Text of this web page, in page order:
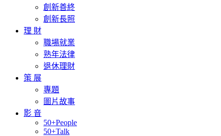
創新善終
創新長照
理 財
職場就業
熟年法律
退休理財
策 展
專題
圖片故事
影 音
50+People
50+Talk